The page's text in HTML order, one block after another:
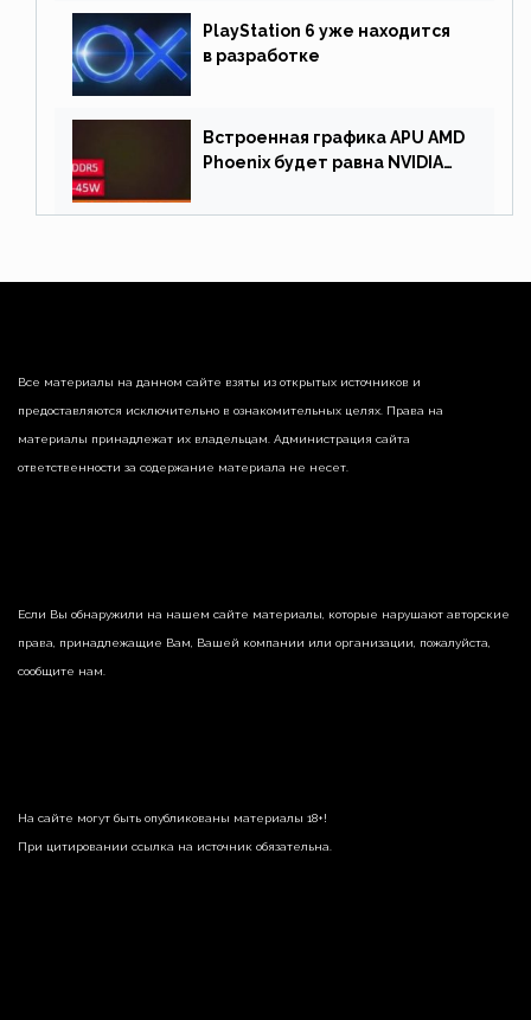
PlayStation 6 уже находится
в разработке
Встроенная графика APU AMD
Phoenix будет равна NVIDIA
Все материалы на данном сайте взяты из открытых источников и
предоставляются исключительно в ознакомительных целях. Права на
материалы принадлежат их владельцам. Администрация сайта
ответственности за содержание материала не несет.
Если Вы обнаружили на нашем сайте материалы, которые нарушают авторские
права, принадлежащие Вам, Вашей компании или организации, пожалуйста,
сообщите нам.
На сайте могут быть опубликованы материалы 18+!
При цитировании ссылка на источник обязательна.